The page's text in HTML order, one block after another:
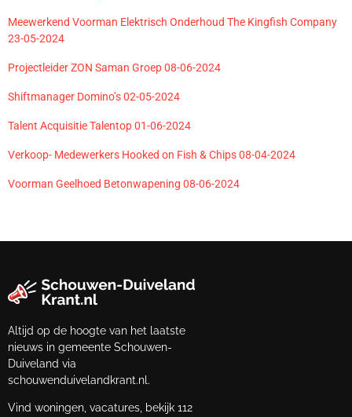
Meewerkend Voorman Elektrisch Onderhoud The Kingfish Company
23-05-2024
Projectleider ZON Saman Groep 08-06-2024
Shiftmanager Domino’s 02-05-2024
Talent Acquisitie Talentop 01-06-2024
Verkoop- Medewerkers Hooked on Fish & Chips 08-04-2024
Voorman Geelhoed Betonwapening 08-06-2024
Altijd op de hoogte van het laatste
nieuws in gemeente Schouwen-
Duiveland via
schouwenduivelandkrant.nl.
Vind woningen, vacatures, bekijk 112